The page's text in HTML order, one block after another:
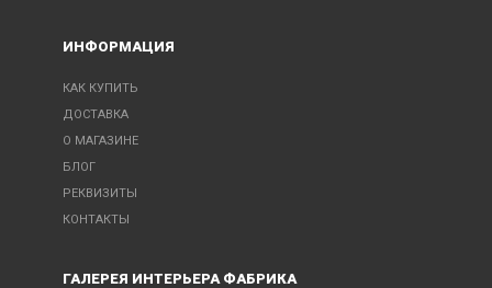
ИНФОРМАЦИЯ
КАК КУПИТЬ
ДОСТАВКА
О МАГАЗИНЕ
БЛОГ
РЕКВИЗИТЫ
КОНТАКТЫ
ГАЛЕРЕЯ ИНТЕРЬЕРА ФАБРИКА